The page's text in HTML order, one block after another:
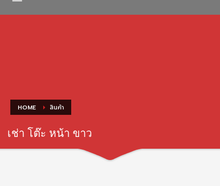
HOME สินค้า
เช่า โต๊ะ หน้า ขาว